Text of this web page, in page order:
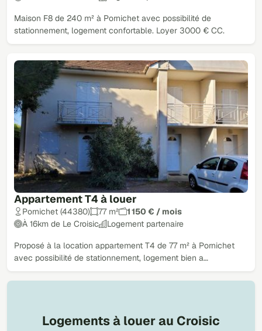
Maison F8 de 240 m² à Pornichet avec possibilité de
stationnement, logement confortable. Loyer 3000 € CC.
Appartement T4 à louer
Pornichet (44380) 77 m²
1 150 € / mois
À 16km de Le Croisic
Logement partenaire
Proposé à la location appartement T4 de 77 m² à Pornichet
avec possibilité de stationnement, logement bien a…
Logements à louer au Croisic